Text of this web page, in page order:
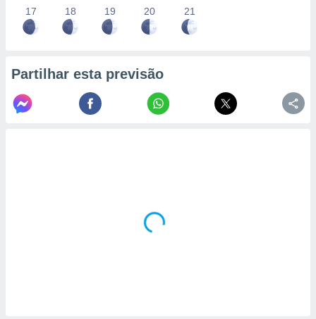
17 18 19 20 21
Partilhar esta previsão